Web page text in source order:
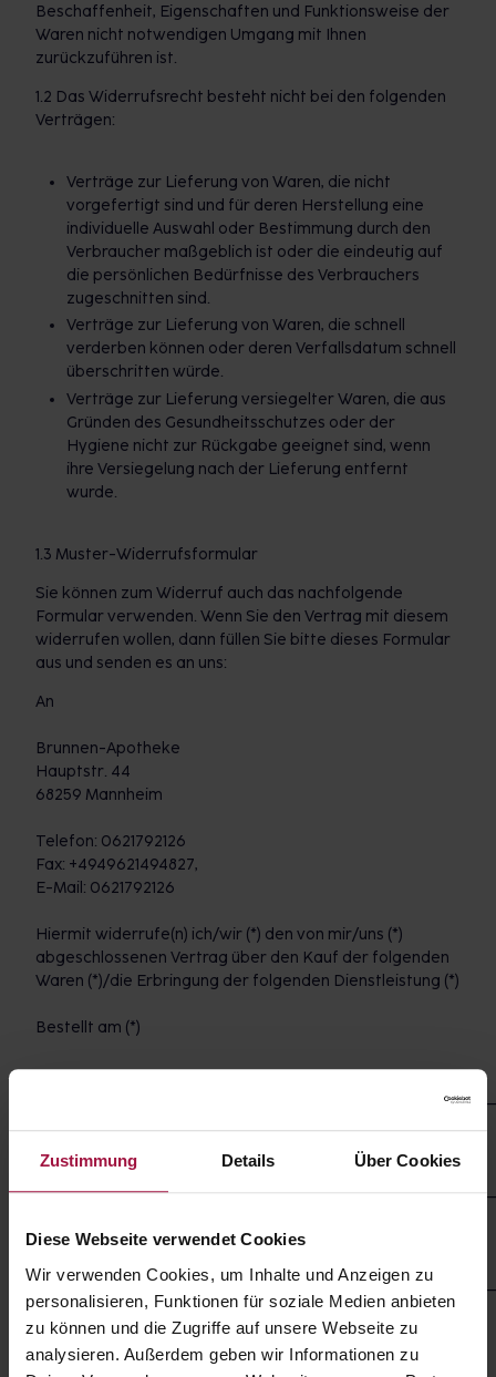
Zustimmung Details Über Cookies
Diese Webseite verwendet Cookies
Wir verwenden Cookies, um Inhalte und Anzeigen zu
personalisieren, Funktionen für soziale Medien anbieten
zu können und die Zugriffe auf unsere Webseite zu
analysieren. Außerdem geben wir Informationen zu
Beschaffenheit, Eigenschaften und Funktionsweise der
Waren nicht notwendigen Umgang mit Ihnen
zurückzuführen ist.
1.2 Das Widerrufsrecht besteht nicht bei den folgenden
Verträgen:
Verträge zur Lieferung von Waren, die nicht
vorgefertigt sind und für deren Herstellung eine
individuelle Auswahl oder Bestimmung durch den
Verbraucher maßgeblich ist oder die eindeutig auf
die persönlichen Bedürfnisse des Verbrauchers
zugeschnitten sind.
Verträge zur Lieferung von Waren, die schnell
verderben können oder deren Verfallsdatum schnell
überschritten würde.
Verträge zur Lieferung versiegelter Waren, die aus
Gründen des Gesundheitsschutzes oder der
Hygiene nicht zur Rückgabe geeignet sind, wenn
ihre Versiegelung nach der Lieferung entfernt
wurde.
1.3 Muster-Widerrufsformular
Sie können zum Widerruf auch das nachfolgende
Formular verwenden. Wenn Sie den Vertrag mit diesem
widerrufen wollen, dann füllen Sie bitte dieses Formular
aus und senden es an uns:
An
Brunnen-Apotheke
Hauptstr. 44
68259 Mannheim
Telefon: 0621792126
Fax: +4949621494827,
E-Mail: 0621792126
Hiermit widerrufe(n) ich/wir (*) den von mir/uns (*)
abgeschlossenen Vertrag über den Kauf der folgenden
Waren (*)/die Erbringung der folgenden Dienstleistung (*)
Bestellt am (*)
Anschrift des/der Verbraucher(s)